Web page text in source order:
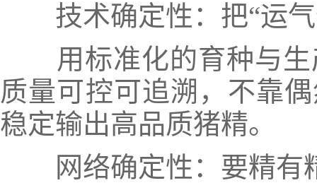
技术确定性：把“运气
用标准化的育种与生
质量可控可追溯，不靠
稳定输出高品质猪精。
网络确定性：要精有